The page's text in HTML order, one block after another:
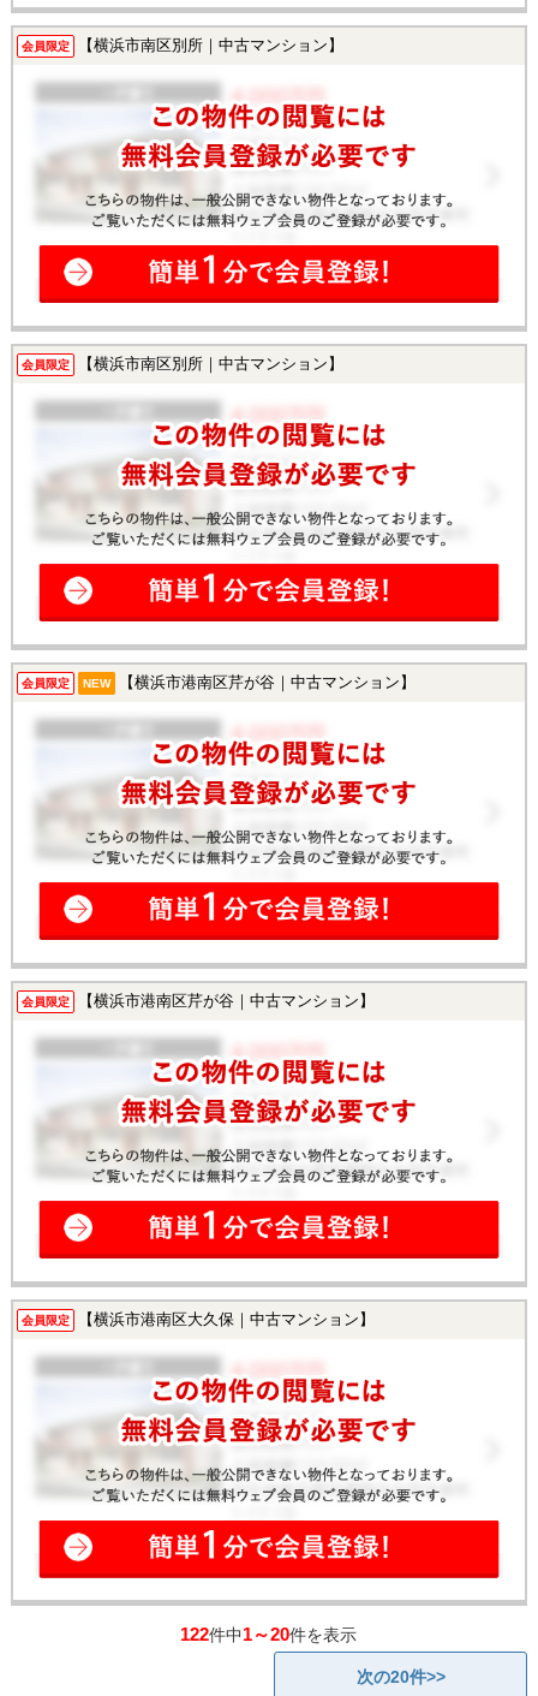
会員限定 【横浜市南区別所｜中古マンション】
会員限定 【横浜市南区別所｜中古マンション】
会員限定 NEW 【横浜市港南区芹が谷｜中古マンション】
会員限定 【横浜市港南区芹が谷｜中古マンション】
会員限定 【横浜市港南区大久保｜中古マンション】
122件中1～20件を表示
次の20件>>